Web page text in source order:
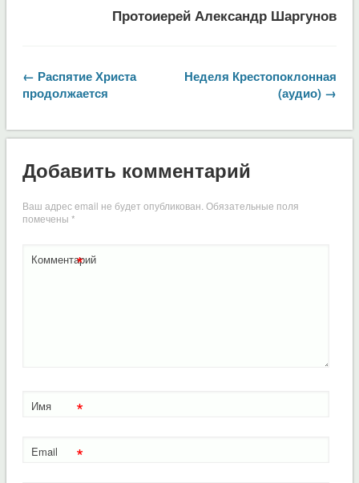
Протоиерей Александр Шаргунов
← Распятие Христа
продолжается
Неделя Крестопоклонная
(аудио) →
Добавить комментарий
Ваш адрес email не будет опубликован.Обязательные поля
помечены *
Комментарий
*
Имя *
Email *